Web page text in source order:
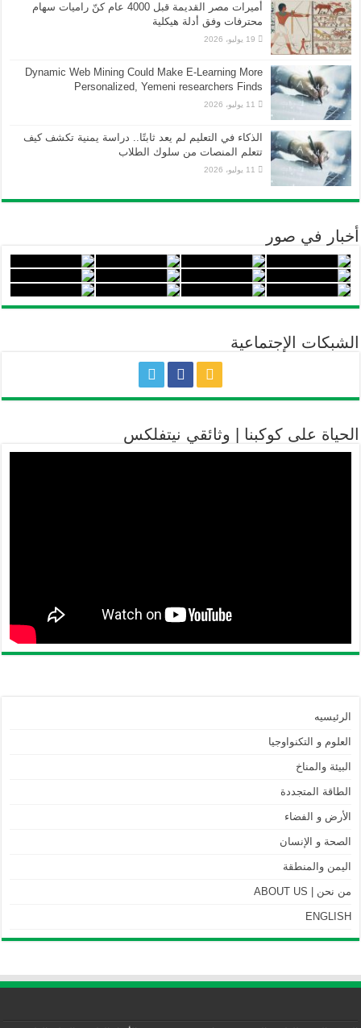
أميرات مصر القديمة قبل 4000 عام كنّ راميات سهام
محترفات وفق أدلة هيكلية
19 يوليو، 2026
Dynamic Web Mining Could Make E-Learning More
Personalized, Yemeni researchers Finds
11 يوليو، 2026
الذكاء في التعليم لم يعد ثابتًا.. دراسة يمنية تكشف كيف
تتعلم المنصات من سلوك الطلاب
11 يوليو، 2026
أخبار في صور
الشبكات الإجتماعية
الحياة على كوكبنا | وثائقي نيتفلكس
الرئيسيه
العلوم و التكنواوجيا
البيئة والمناخ
الطاقة المتجددة
الأرض و الفضاء
الصحة و الإنسان
اليمن والمنطقة
من نحن | ABOUT US
ENGLISH